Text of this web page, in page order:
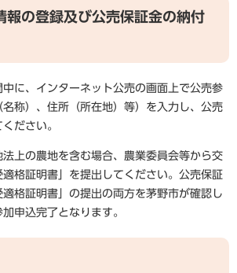
の登録及び公売保証金の納付
に、インターネット公売の画面上で公売参
称）、住所（所在地）等）を入力し、公売
ださい。
上の農地を含む場合、農業委員会等から交
格証明書」を提出してください。公売保証
格証明書」の提出の両方を茅野市が確認し
申込完了となります。